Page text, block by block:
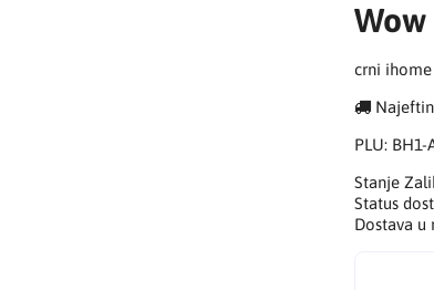
Wow
crni
PLU: BH1-
Stanje
Status
Dostava u